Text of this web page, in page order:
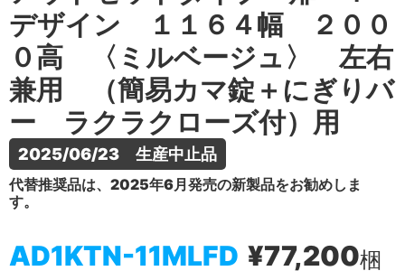
デザイン １１６４幅 ２００
０高 〈ミルベージュ〉 左右
兼用 （簡易カマ錠＋にぎりバ
ー ラクラクローズ付）用
2025/06/23　生産中止品
代替推奨品は、2025年6月発売の新製品をお勧めしま
す。
AD1KTN-11MLFD ¥77,200梱